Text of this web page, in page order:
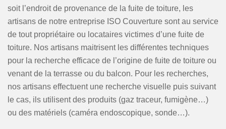
soit l’endroit de provenance de la fuite de toiture, les
artisans de notre entreprise ISO Couverture sont au service
de tout propriétaire ou locataires victimes d’une fuite de
toiture. Nos artisans maitrisent les différentes techniques
pour la recherche efficace de l’origine de fuite de toiture ou
venant de la terrasse ou du balcon. Pour les recherches,
nos artisans effectuent une recherche visuelle puis suivant
le cas, ils utilisent des produits (gaz traceur, fumigène…)
ou des matériels (caméra endoscopique, sonde…).